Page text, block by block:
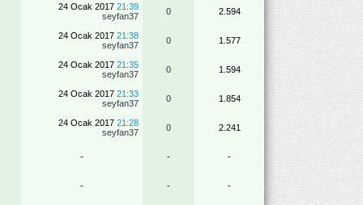
24 Ocak 2017 21:39
seyfan37
0 2.594
24 Ocak 2017 21:38
seyfan37
0 1.577
24 Ocak 2017 21:35
seyfan37
0 1.594
24 Ocak 2017 21:33
seyfan37
0 1.854
24 Ocak 2017 21:28
seyfan37
0 2.241
- - -
- - -